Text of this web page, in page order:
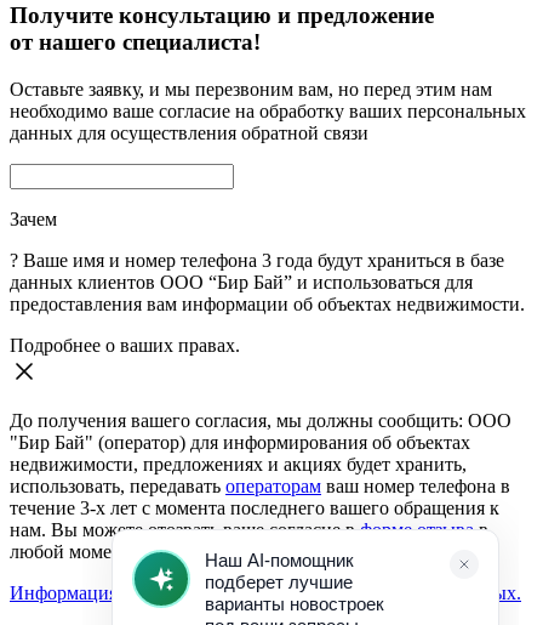
Получите консультацию и предложение
от нашего специалиста!
Оставьте заявку, и мы перезвоним вам, но перед этим нам
необходимо ваше согласие на обработку ваших персональных
данных для осуществления обратной связи
Зачем
? Ваше имя и номер телефона 3 года будут храниться в базе
данных клиентов ООО “Бир Бай” и использоваться для
предоставления вам информации об объектах недвижимости.
Подробнее о ваших правах.
До получения вашего согласия, мы должны сообщить: ООО
"Бир Бай" (оператор) для информирования об объектах
недвижимости, предложениях и акциях будет хранить,
использовать, передавать операторам ваш номер телефона в
течение 3-х лет с момента последнего вашего обращения к
нам. Вы можете отозвать ваше согласие вформе отзывав
любой момент.
Информация о согласии на обработку персональных данных.